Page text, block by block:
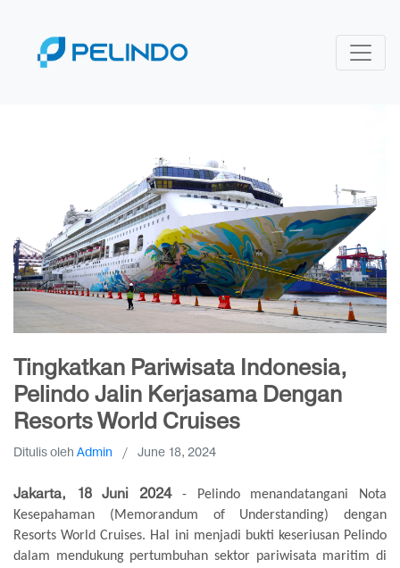
Tingkatkan Pariwisata Indonesia,
Pelindo Jalin Kerjasama Dengan
Resorts World Cruises
Ditulis oleh Admin / June 18, 2024
Jakarta, 18 Juni 2024- Pelindo menandatangani Nota
Kesepahaman (Memorandum of Understanding) dengan
Resorts World Cruises. Hal ini menjadi bukti keseriusan Pelindo
dalam mendukung pertumbuhan sektor pariwisata maritim di